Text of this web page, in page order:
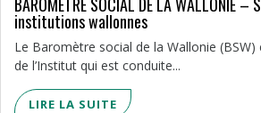
institutions wallonnes
Le Baromètre social de la Wallonie (BSW)
de l’Institut qui est conduite...
LIRE LA SUITE